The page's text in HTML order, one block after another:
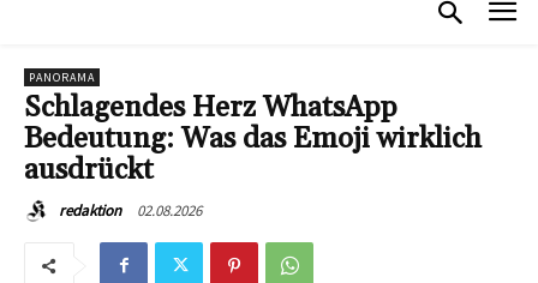
PANORAMA
Schlagendes Herz WhatsApp
Bedeutung: Was das Emoji wirklich
ausdrückt
redaktion 02.08.2026